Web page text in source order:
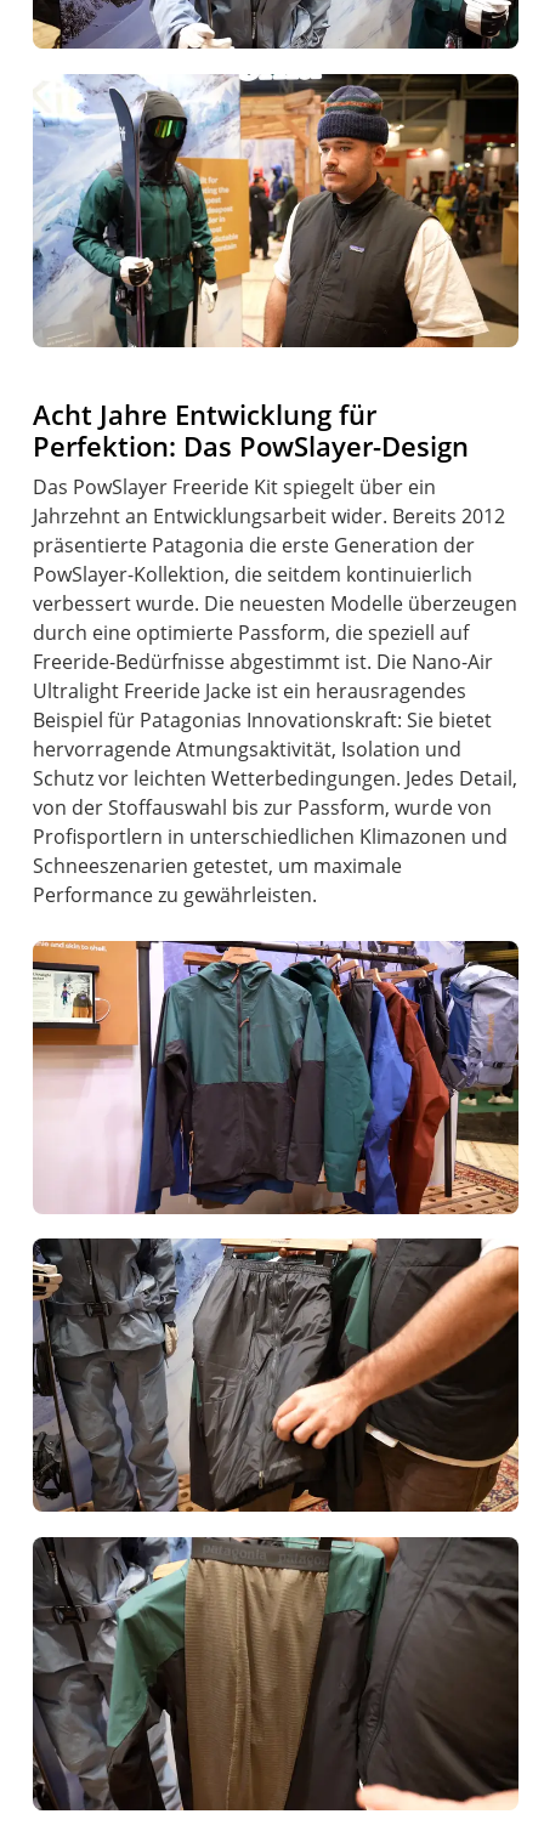
Acht Jahre Entwicklung für
Perfektion: Das PowSlayer-Design
Das PowSlayer Freeride Kit spiegelt über ein
Jahrzehnt an Entwicklungsarbeit wider. Bereits 2012
präsentierte Patagonia die erste Generation der
PowSlayer-Kollektion, die seitdem kontinuierlich
verbessert wurde. Die neuesten Modelle überzeugen
durch eine optimierte Passform, die speziell auf
Freeride-Bedürfnisse abgestimmt ist. Die Nano-Air
Ultralight Freeride Jacke ist ein herausragendes
Beispiel für Patagonias Innovationskraft: Sie bietet
hervorragende Atmungsaktivität, Isolation und
Schutz vor leichten Wetterbedingungen. Jedes Detail,
von der Stoffauswahl bis zur Passform, wurde von
Profisportlern in unterschiedlichen Klimazonen und
Schneeszenarien getestet, um maximale
Performance zu gewährleisten.